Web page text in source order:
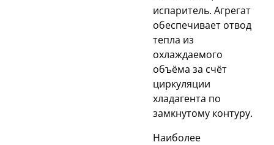
испаритель. Агрегат
обеспечивает отвод
тепла из
охлаждаемого
объёма за счёт
циркуляции
хладагента по
замкнутому контуру.
Наиболее